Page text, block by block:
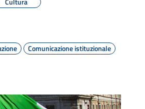
Comunicazione istituzionale